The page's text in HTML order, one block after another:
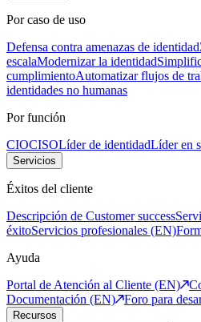
Por caso de uso
Defensa contra amenazas de identidad
escalaModernizar la identidad
cumplimientoAutomatizar flujos de
identidades no humanas
Por función
CIOCISOLíder de identidadLíder en
Servicios
Éxitos del cliente
Descripción de Customer success
éxitoServicios profesionales (EN)
Ayuda
Portal de Atención al Cliente (EN)
Documentación (EN)
Foro para
Recursos